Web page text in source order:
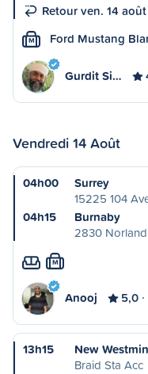
Retour ven. 14
M Ford Mustang
Gurdit Si…
Vendredi 14 Août
04h00
Surrey
15225 104
04h15
Burnaby
2830
M
Anooj 5,0
13h15
New
Braid Sta Acc